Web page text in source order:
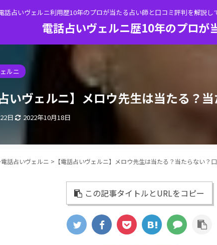
話占いヴェルニ利用歴10年のプロが当たる占い師と口コミ評判を解説
電話占いヴェルニ歴10年のプロが
ルニ
占いヴェルニ】メロウ先生は当たる？
日 2022年10月18日
電話占いヴェルニ > 【電話占いヴェルニ】メロウ先生は当たる？当たらない？
この記事タイトルとURLをコピー